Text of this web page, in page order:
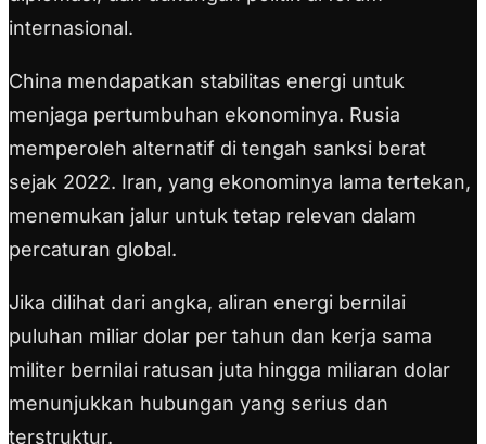
internasional.
China mendapatkan stabilitas energi untuk
menjaga pertumbuhan ekonominya. Rusia
memperoleh alternatif di tengah sanksi berat
sejak 2022. Iran, yang ekonominya lama tertekan,
menemukan jalur untuk tetap relevan dalam
percaturan global.
Jika dilihat dari angka, aliran energi bernilai
puluhan miliar dolar per tahun dan kerja sama
militer bernilai ratusan juta hingga miliaran dolar
menunjukkan hubungan yang serius dan
terstruktur.